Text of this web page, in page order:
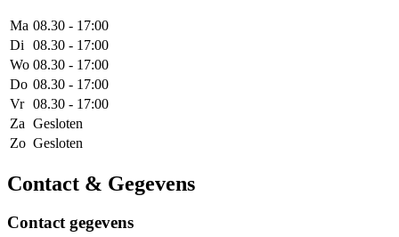
Ma 08.30 - 17:00
Di
08.30 - 17:00
Wo 08.30 - 17:00
Do 08.30 - 17:00
Vr 08.30 - 17:00
Za Gesloten
Zo Gesloten
Contact & Gegevens
Contact gegevens